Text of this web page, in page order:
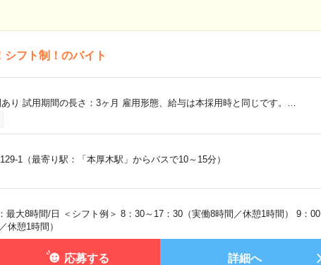
フト制！のバイト
あり 試用期間の長さ：3ヶ月 雇用形態、給与は本採用時と同じです。…
1（最寄り駅：「本厚木駅」からバスで10～15分）
最大8時間/日 ＜シフト例＞ 8：30～17：30（実働8時間／休憩1時間） 9：00
休憩1時間）
応募する 詳細へ